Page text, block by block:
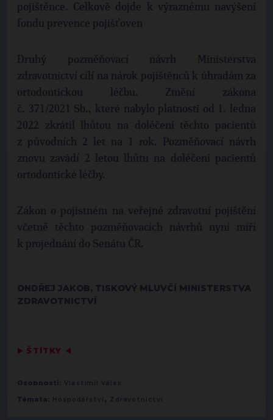
pojištěnce. Celkově dojde k výraznému navýšení
fondu prevence pojišťoven
Druhý pozměňovací návrh Ministerstva
zdravotnictví cílí na nárok pojištěnců k úhradám za
ortodontickou léčbu. Změní zákona
č. 371/2021 Sb., které nabylo platnosti od 1. ledna
2022 zkrátil lhůtou na doléčení těchto pacientů
z původních 2 let na 1 rok. Pozměňovací návrh
znovu zavádí 2 letou lhůtu na doléčení pacientů
ortodontické léčby.
Zákon o pojistném na veřejné zdravotní pojištění
včetně těchto pozměňovacích návrhů nyní míří
k projednání do Senátu ČR.
ONDŘEJ JAKOB, TISKOVÝ MLUVČÍ MINISTERSTVA
ZDRAVOTNICTVÍ
▶ ŠTÍTKY ◀
Osobnosti: Vlastimil Válek
Témata: Hospodářství , Zdravotnictví